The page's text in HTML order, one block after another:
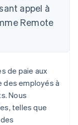
appel à
Remote
de paie aux
des employés à
Nous
telles que